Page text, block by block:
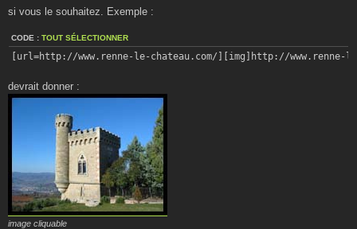
si vous le souhaitez. Exemple :
CODE : TOUT SÉLECTIONNER
[url=http://www.renne-le-chateau.com/][img]http://www.renne-
devrait donner :
image cliquable